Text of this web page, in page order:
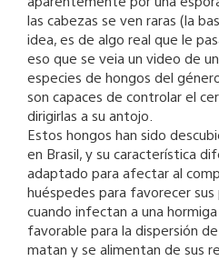
las cabezas se ven raras (la
idea, es de algo real que le
eso que se veia un video de
especies de hongos del
son capaces de controlar el
dirigirlas a su antojo.
Estos hongos han sido
en Brasil, y su característica
adaptado para afectar al
huéspedes para favorecer
cuando infectan a una
favorable para la dispersión
matan y se alimentan de sus